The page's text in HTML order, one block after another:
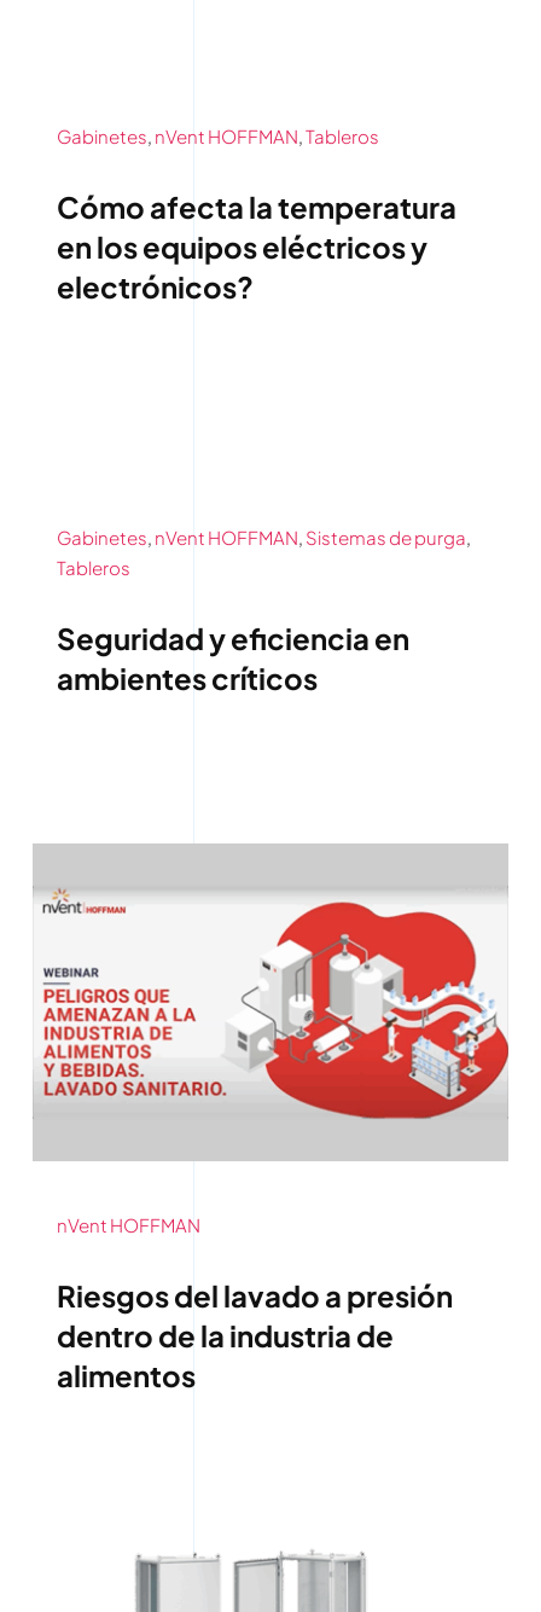
Gabinetes, nVent HOFFMAN,Tableros
Cómo afecta la temperatura
en los equipos eléctricos y
electrónicos?
Gabinetes, nVent HOFFMAN, Sistemas de purga,
Tableros
Seguridad y eficiencia en
ambientes críticos
nVent HOFFMAN
Riesgos del lavado a presión
dentro de la industria de
alimentos